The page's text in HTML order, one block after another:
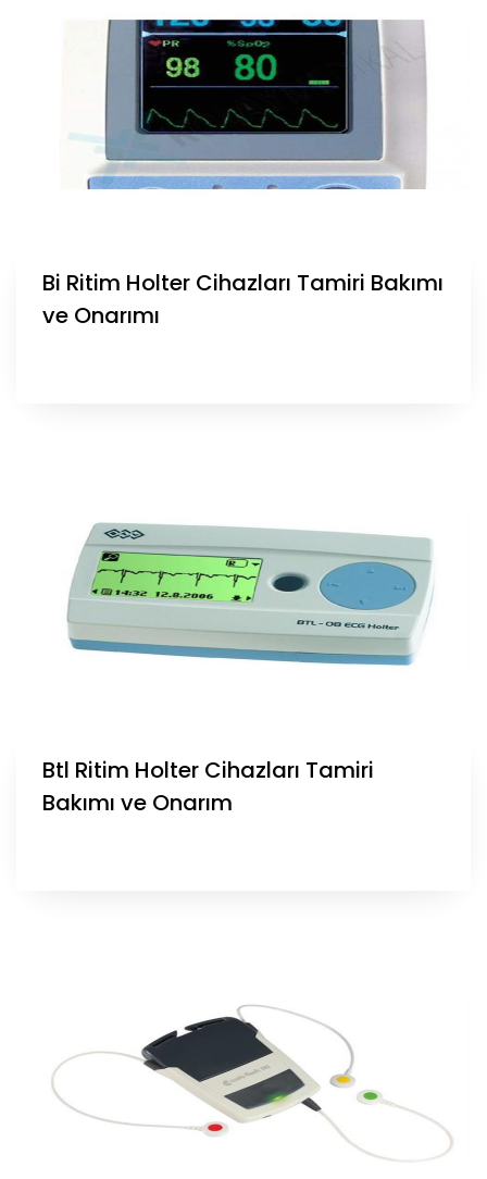
Bi Ritim Holter Cihazları Tamiri Bakımı
ve Onarımı
Btl Ritim Holter Cihazları Tamiri
Bakımı ve Onarım